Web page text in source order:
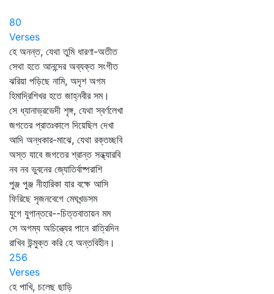
80
Verses
হে অনন্ত, যেথা তুমি ধারণা-অতীত
সেথা হতে আনন্দের অব্যক্ত সংগীত
ঝরিয়া পড়িছে নামি, অদৃশ অগম
হিমাদ্রিশিখর হতে জাহ্নবীর সম।
সে ধ্যানাভ্রভেদী শৃঙ্গ, যেথা স্বর্ণলেখা
জগতের প্রাতঃকালে দিয়েছিল দেখা
আদি অন্ধকার-মাঝে, যেথা রক্তচ্ছবি
অস্ত যাবে জগতের শ্রান্ত সন্ধ্যারবি
নব নব ভুবনের জ্যোতির্বাষ্পরাশি
পুঞ্জ পুঞ্জ নীহারিকা যার বক্ষে আসি
ফিরিছে সৃজনবেগে মেঘখন্ডসম
যুগে যুগান্তরে--চিত্তবাতায়ন মম
সে অগম্য অচিন্ত্যের পানে রাত্রিদিন
রাখিব উন্মুক্ত করি হে অন্তবিহীন।
256
Verses
হে পাখি, চলেছ ছাড়ি